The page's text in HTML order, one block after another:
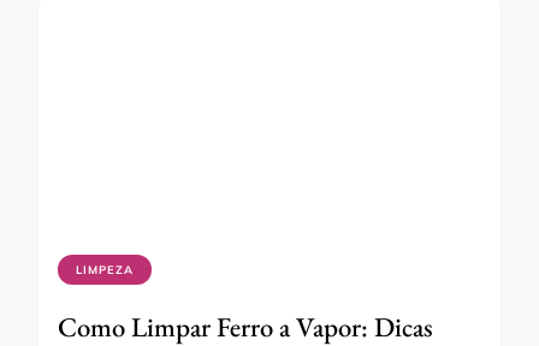
LIMPEZA
Como Limpar Ferro a Vapor: Dicas